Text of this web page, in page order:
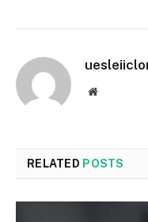
Website
RELATED POSTS